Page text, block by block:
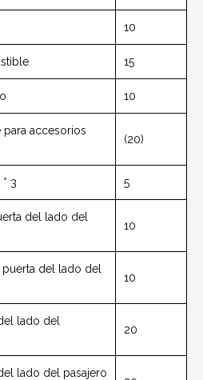
10
15
10
accesorios
(20)
3 5
del lado del
10
del lado del
10
lado del
20
lado del pasajero